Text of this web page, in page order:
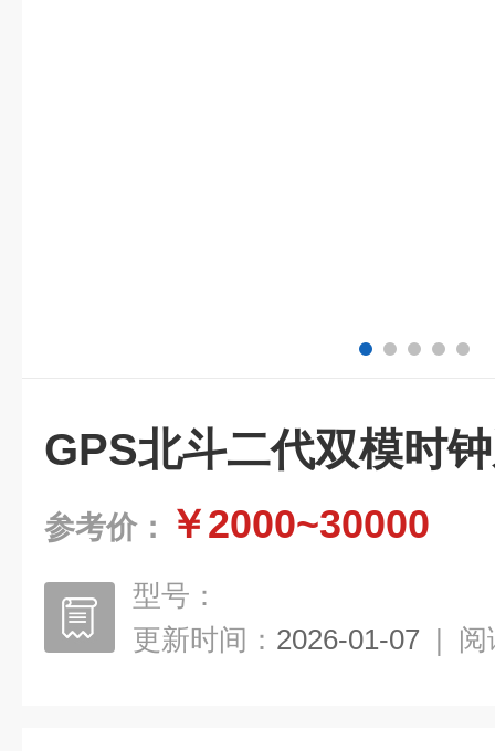
GPS北斗二代双模时
参考价： ￥2000~30000
型号：
更新时间： 2026-01-07 | 阅